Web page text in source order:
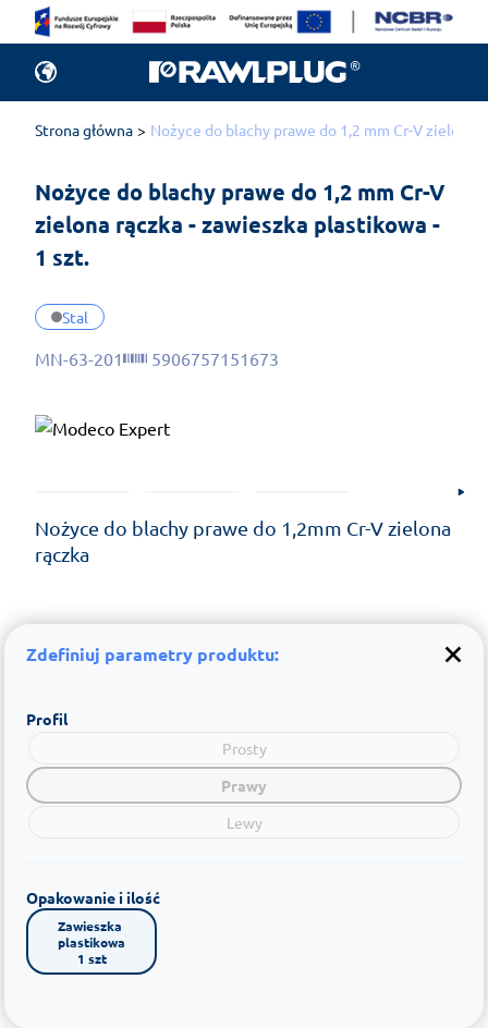
Strona główna Nożyce do blachy prawe do 1,2 mm Cr-V zielona
Nożyce do blachy prawe do 1,2 mm Cr-V
zielona rączka - zawieszka plastikowa -
1 szt.
Stal
MN-63-201 5906757151673
Nożyce do blachy prawe do 1,2mm Cr-V zielona
rączka
Zdefiniuj parametry produktu:
Profil
Prosty
Prawy
Lewy
Opakowanie i ilość
Zawieszka
plastikowa
1 szt